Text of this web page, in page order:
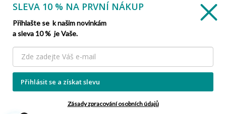
INFORMACE 
SLUŽBA ZÁKAZNÍKŮM
NAŠE NABÍDKY
INFORMACE O FIRMĚ
SLEVA 10 % NA PRVNÍ NÁKUP
Přihlašte se k našim novinkám
a sleva 10 % je Vaše.
Přihlásit se a získat slevu
Zásady zpracování osobních údajů